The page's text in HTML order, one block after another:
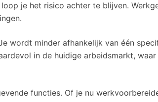
je het risico achter te blijven.
wordt minder afhankelijk van één
in de huidige arbeidsmarkt,
functies. Of je nu